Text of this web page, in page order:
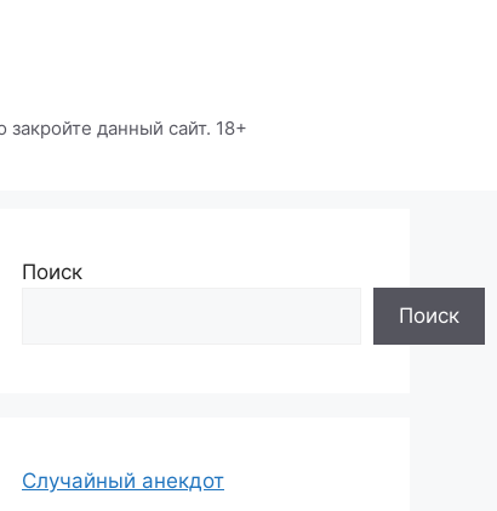
данный сайт. 18+
Поиск
Поиск
Случайный анекдот